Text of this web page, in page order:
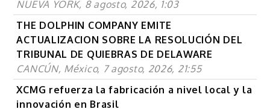
NUEVA YORK, 8 agosto, 2026, 1:03
THE DOLPHIN COMPANY EMITE
ACTUALIZACION SOBRE LA RESOLUCIÓN DEL
TRIBUNAL DE QUIEBRAS DE DELAWARE
CANCÚN, México, 7 agosto, 2026, 21:55
XCMG refuerza la fabricación a nivel local y la
innovación en Brasil